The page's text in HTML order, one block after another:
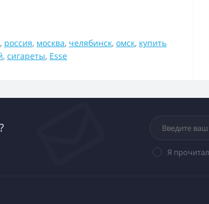
, россия, москва, челябинск, омск, купить
, сигареты, Esse
Я прочитал